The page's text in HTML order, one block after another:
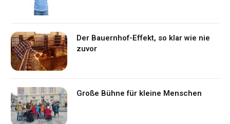
Der Bauernhof-Effekt, so klar wie nie
zuvor
Große Bühne für kleine Menschen